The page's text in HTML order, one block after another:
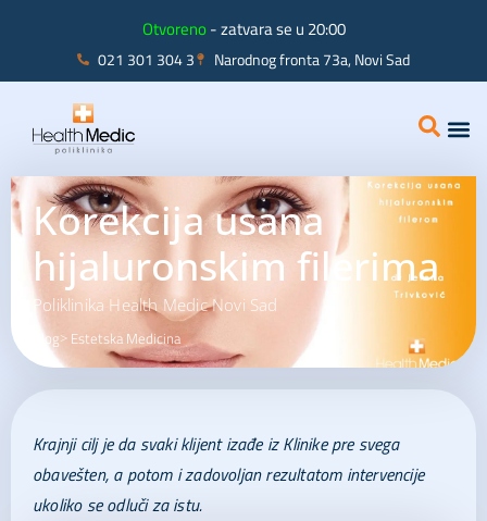
021 301 304 3 Narodnog fronta 73a, Novi Sad
Otvoreno- zatvara se u 20:00
Korekcija usana
hijaluronskim filerima
Poliklinika Health Medic Novi Sad
Blog> Estetska Medicina
Krajnji cilj je da svaki klijent izađe iz Klinike pre svega
obavešten, a potom i zadovoljan rezultatom intervencije
ukoliko se odluči za istu.